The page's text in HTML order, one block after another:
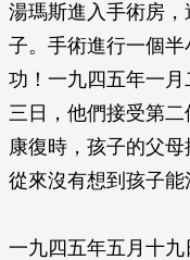
湯瑪斯進入手術房
子。手術進行一個
功！一九四五年一
三日，他們接受第
康復時，孩子的父
從來沒有想到孩子能
一九四五年五月十